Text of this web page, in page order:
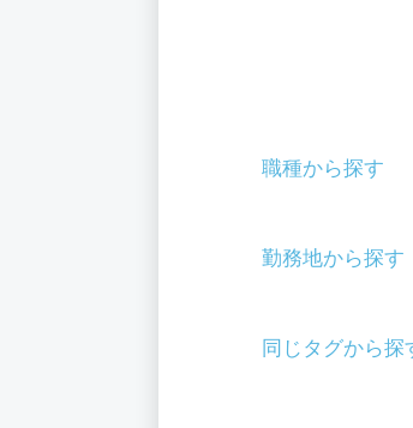
職種から探す
勤務地から探す
同じタグから探